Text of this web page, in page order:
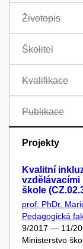
Životopis
Školitel
Kvalifikace
Publikace
Projekty
Kvalitní
vzdělávacími
škole
prof. PhDr.
Pedagogická
9/2017 — 11/
Ministerstvo